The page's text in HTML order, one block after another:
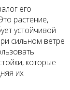
его
растение,
устойчивой
сильном ветре
которые
их